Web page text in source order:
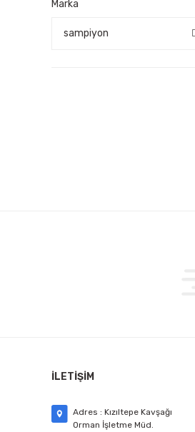
Marka
sampiyon
İLETİŞİM
Adres : Kızıltepe Kavşağı
Orman İşletme Müd.